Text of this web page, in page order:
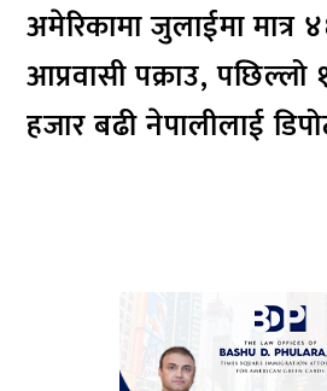
अमेरिकामा जुलाईमा
आप्रवासी पक्राउ, पछिल्लो
हजार बढी नेपालीलाई